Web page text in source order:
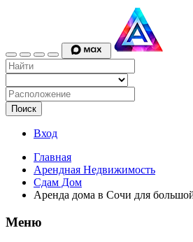
Поиск
Вход
Главная
Арендная Недвижимость
Сдам Дом
Аренда дома в Сочи для
Меню